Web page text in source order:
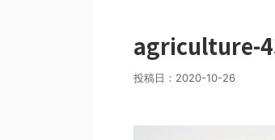
agriculture-
投稿日： 2020-10-26